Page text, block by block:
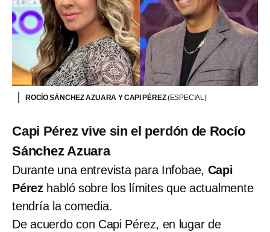
ROCÍO SÁNCHEZ AZUARA Y CAPI PÉREZ(ESPECIAL)
Capi Pérez vive sin el perdón de Rocío
Sánchez Azuara
Durante una entrevista para Infobae, Capi
Pérez habló sobre los límites que actualmente
tendría la comedia.
De acuerdo con Capi Pérez, en lugar de